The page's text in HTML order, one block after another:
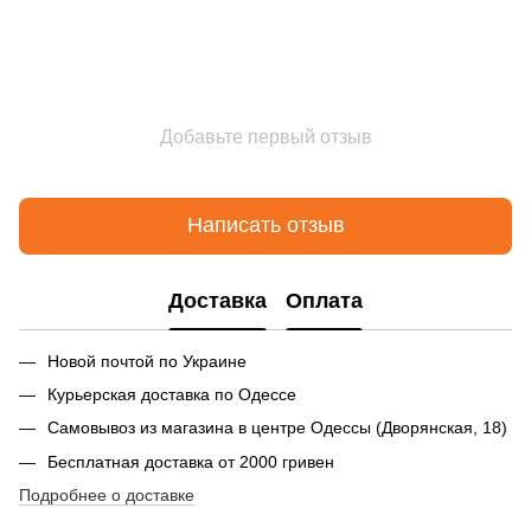
Добавьте первый отзыв
Написать отзыв
Доставка Оплата
Новой почтой по Украине
Курьерская доставка по Одессе
Самовывоз из магазина в центре Одессы (Дворянская, 18)
Бесплатная доставка от 2000 гривен
Подробнее о доставке